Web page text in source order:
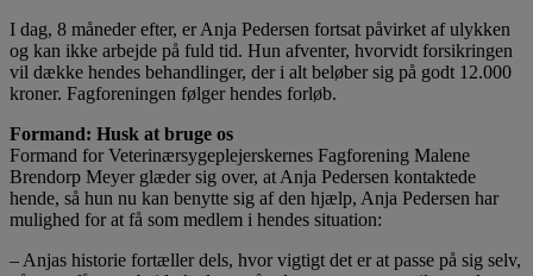
I dag, 8 måneder efter, er Anja Pedersen fortsat påvirket af ulykken
og kan ikke arbejde på fuld tid. Hun afventer, hvorvidt forsikringen
vil dække hendes behandlinger, der i alt beløber sig på godt 12.000
kroner. Fagforeningen følger hendes forløb.
Formand: Husk at bruge os
Formand for Veterinærsygeplejerskernes Fagforening Malene
Brendorp Meyer glæder sig over, at Anja Pedersen kontaktede
hende, så hun nu kan benytte sig af den hjælp, Anja Pedersen har
mulighed for at få som medlem i hendes situation:
– Anjas historie fortæller dels, hvor vigtigt det er at passe på sig selv,